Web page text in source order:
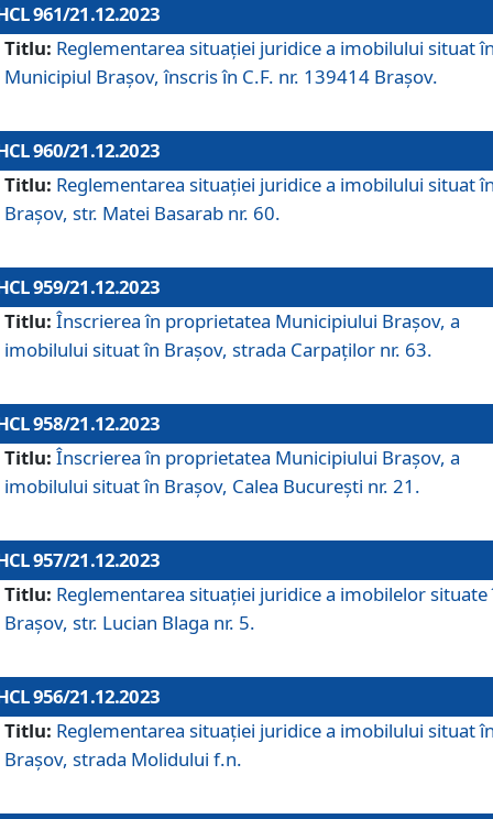
961/21.12.2023
Titlu: Reglementarea situației juridice a imobilului situat
Municipiul Brașov, înscris în C.F. nr. 139414 Brașov.
960/21.12.2023
Titlu: Reglementarea situației juridice a imobilului situat
Brașov, str. Matei Basarab nr. 60.
959/21.12.2023
Titlu: Înscrierea în proprietatea Municipiului Brașov, a
imobilului situat în Brașov, strada Carpaților nr. 63.
958/21.12.2023
Titlu: Înscrierea în proprietatea Municipiului Brașov, a
imobilului situat în Brașov, Calea București nr. 21.
957/21.12.2023
Titlu: Reglementarea situației juridice a imobilelor situate
Brașov, str. Lucian Blaga nr. 5.
956/21.12.2023
Titlu: Reglementarea situației juridice a imobilului situat
Brașov, strada Molidului f.n.